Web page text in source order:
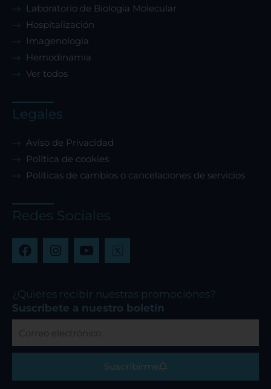
Laboratorio de Biología Molecular
Hospitalización
Imagenología
Hemodinamia
Ver todos
Legales
Aviso de Privacidad
Política de cookies
Políticas de cambios o cancelaciones de servicios
Redes Sociales
F
a
b
o
o
k
I
n
a
g
r
a
m
Y
o
u
b
e
¿Quieres recibir nuestras promociones?
Suscríbete a nuestro boletín
electrónico
Suscribirme